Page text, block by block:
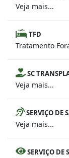
Veja mais...
TFD
Tratamento
SC
Veja mais...
SERVIÇO DE
Veja mais...
SERVIÇO DE